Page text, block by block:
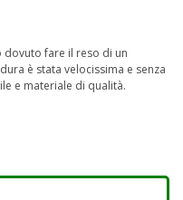
dovuto fare il reso di un
è stata velocissima e senza
e materiale di qualità.